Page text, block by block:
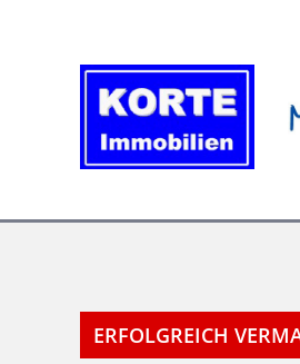
ERFOLGREICH